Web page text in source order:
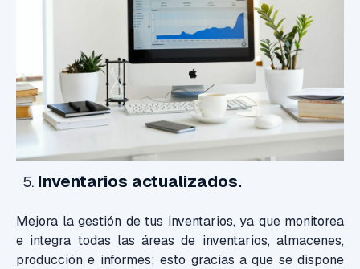
Inventarios actualizados.
Mejora la gestión de tus inventarios, ya que monitorea
e integra todas las áreas de inventarios, almacenes,
producción e informes; esto gracias a que se dispone